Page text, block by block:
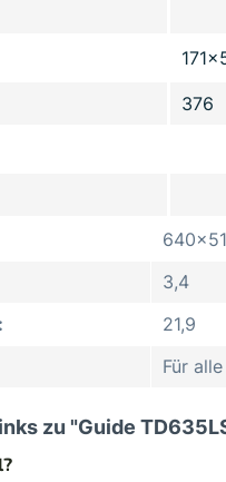
376
3,4
21,9
Für
zu "Guide